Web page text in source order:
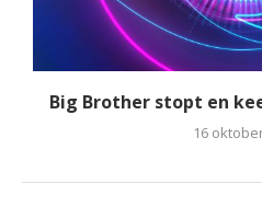
Big Brother stopt en
16